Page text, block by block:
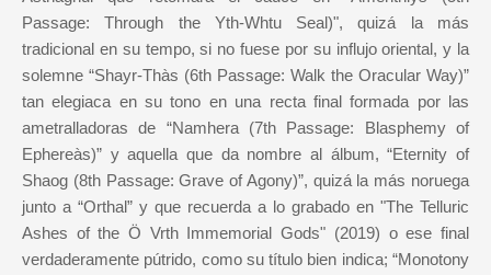
Passage: Through the Yth-Whtu Seal)", quizá la más
tradicional en su tempo, si no fuese por su influjo oriental, y la
solemne “Shayr-Thàs (6th Passage: Walk the Oracular Way)”
tan elegiaca en su tono en una recta final formada por las
ametralladoras de “Namhera (7th Passage: Blasphemy of
Ephereàs)” y aquella que da nombre al álbum, “Eternity of
Shaog (8th Passage: Grave of Agony)”, quizá la más noruega
junto a “Orthal” y que recuerda a lo grabado en "The Telluric
Ashes of the Ö Vrth Immemorial Gods" (2019) o ese final
verdaderamente pútrido, como su título bien indica; “Monotony